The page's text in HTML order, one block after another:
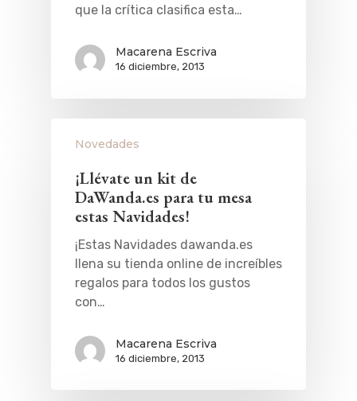
que la crítica clasifica esta…
Macarena Escriva
16 diciembre, 2013
Novedades
¡Llévate un kit de
DaWanda.es para tu mesa
estas Navidades!
¡Estas Navidades dawanda.es
llena su tienda online de increíbles
regalos para todos los gustos
con…
Macarena Escriva
16 diciembre, 2013